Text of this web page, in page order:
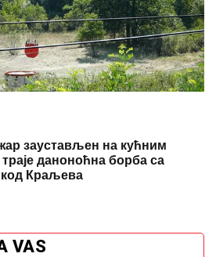
заустављен на кућним
даноноћна борба са
код Краљева
VAS